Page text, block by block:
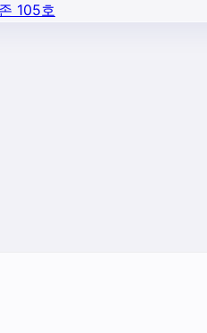
105호